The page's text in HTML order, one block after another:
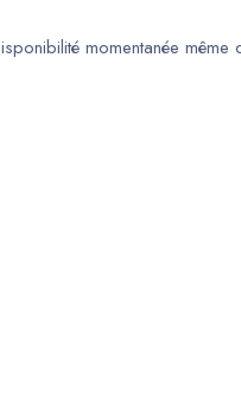
momentanée